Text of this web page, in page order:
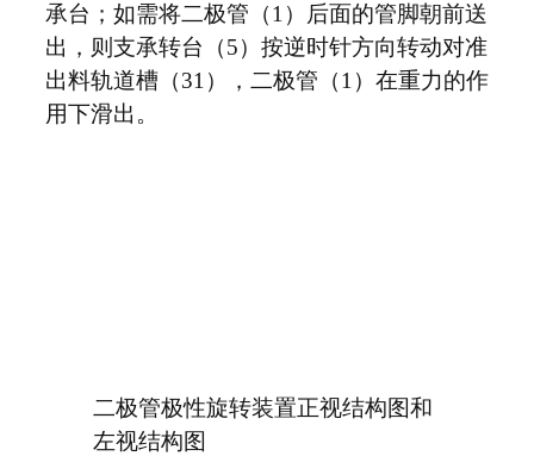
承台；如需将二极管（1）后面的管脚朝前送
出，则支承转台（5）按逆时针方向转动对准
出料轨道槽（31），二极管（1）在重力的作
用下滑出。
二极管极性旋转装置正视结构图和
左视结构图